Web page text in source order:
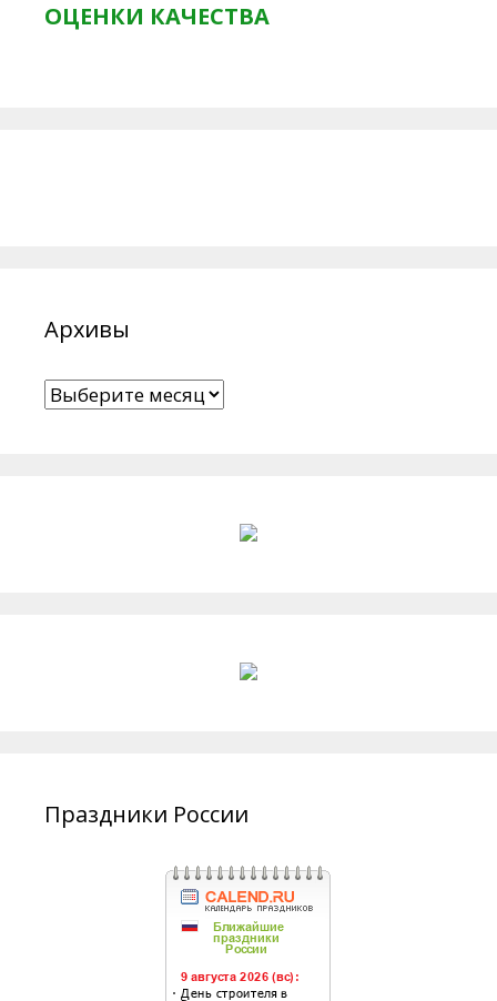
ОЦЕНКИ КАЧЕСТВА
Архивы
Архивы
Праздники России